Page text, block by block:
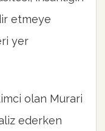
etmeye
yer
olan Murari
ederken